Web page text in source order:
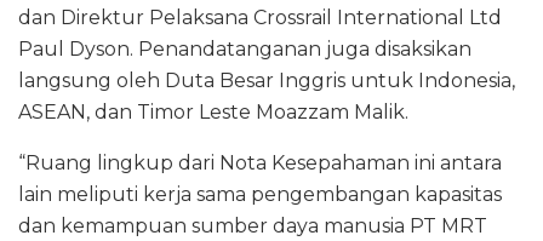
dan Direktur Pelaksana Crossrail International Ltd
Paul Dyson. Penandatanganan juga disaksikan
langsung oleh Duta Besar Inggris untuk Indonesia,
ASEAN, dan Timor Leste Moazzam Malik.
“Ruang lingkup dari Nota Kesepahaman ini antara
lain meliputi kerja sama pengembangan kapasitas
dan kemampuan sumber daya manusia PT MRT